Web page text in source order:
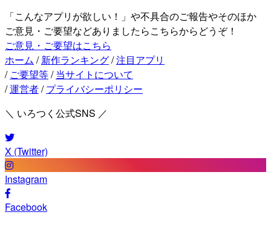
「こんなアプリが欲しい！」や不具合のご報告やそのほか
ご意見・ご要望などありましたらこちらからどうぞ！
ご意見・ご要望はこちら
ホーム / 新作ランキング/注目アプリ
/ ご要望等/ 当サイトについて
/運営者/ プライバシーポリシー
＼ いろつく公式SNS ／
X (Twitter)
Instagram
Facebook